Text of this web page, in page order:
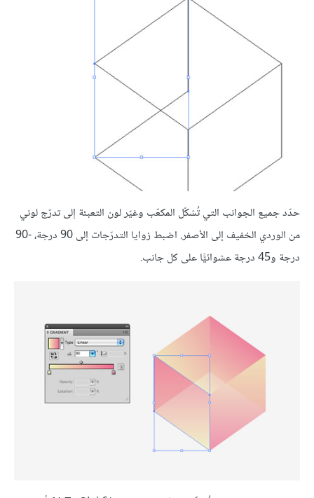
حدّد جميع الجوانب التي تُشكّل المكعّب وغيّر لون التعبئة إلى تدرّج لوني
من الوردي الخفيف إلى الأصفر. اضبط زوايا التدرّجات إلى 90 درجة، -90
درجة و45 درجة عشوائيًّا على كل جانب.